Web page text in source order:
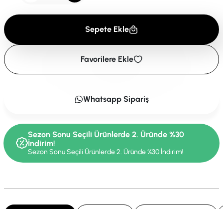
Sepete Ekle
Favorilere Ekle
Whatsapp Sipariş
Sezon Sonu Seçili Ürünlerde 2. Üründe %30
İndirim!
Sezon Sonu Seçili Ürünlerde 2. Üründe %30 İndirim!